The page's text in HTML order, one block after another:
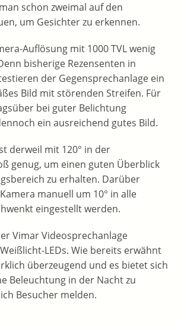
schon zweimal auf den
um Gesichter zu erkennen.
Auflösung mit 1000 TVL wenig
bisherige Rezensenten in
der Gegensprechanlage ein
Bild mit störenden Streifen. Für
bei guter Belichtung
ein ausreichend gutes Bild.
derweil mit 120° in der
genug, um einen guten Überblick
zu erhalten. Darüber
manuell um 10° in alle
eingestellt werden.
Vimar Videosprechanlage
LEDs. Wie bereits erwähnt
überzeugend und es bietet sich
Beleuchtung in der Nacht zu
Besucher melden.